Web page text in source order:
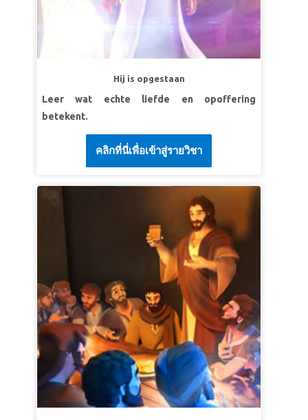
antwoorden. Ik zal je grote en geweldige dingen
laten zien, waarvan je nu nog niets weet.'
toe. Dan zal Hij in alles voor je zorgen. ' Psalm
LES 3 GOD REDT MIJ
God redt mij van problemen.
'Hij bevrijdt en redt en doet
wonderen in de hemel en op de aarde. Hij heeft
Daniël gered van de leeuwen.’Daniël 6:28 (BB)
Hij is opgestaan
Leer wat echte liefde en opoffering
betekent.
คลิกที่นี่เพื่อเข้าสู่รายวิชา